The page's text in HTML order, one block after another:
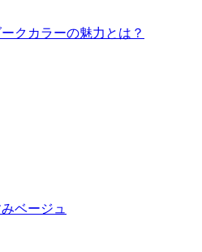
クカラーの魅力とは？
ベージュ